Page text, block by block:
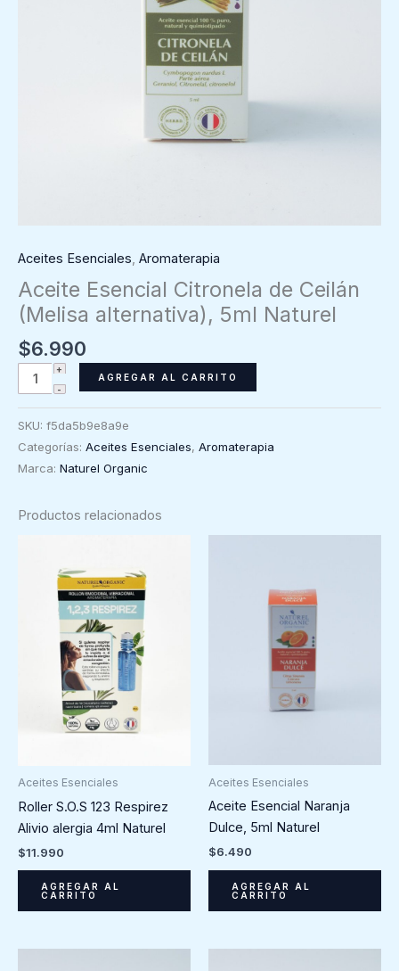
Aceites Esenciales, Aromaterapia
Aceite Esencial Citronela de Ceilán
(Melisa alternativa), 5ml Naturel
$6.990
Aceite
Esencial
Ceilán
5ml
cantidad
AGREGAR AL CARRITO
SKU: f5da5b9e8a9e
Categorías: Aceites Esenciales, Aromaterapia
Marca: Naturel Organic
Productos relacionados
Aceites Esenciales
Roller S.O.S 123 Respirez
Alivio alergia 4ml Naturel
$11.990
AGREGAR AL
CARRITO
Aceites Esenciales
Aceite Esencial Naranja
Dulce, 5ml Naturel
$6.490
AGREGAR AL
CARRITO